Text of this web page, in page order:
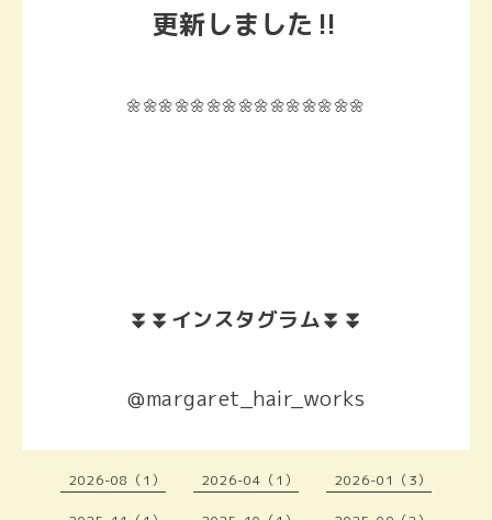
更新しました‼️
🌼🌼🌼🌼🌼🌼🌼🌼🌼🌼🌼🌼🌼🌼🌼
⏬⏬インスタグラム⏬⏬
@margaret_hair_works
2026-08（1） 2026-04（1） 2026-01（3）